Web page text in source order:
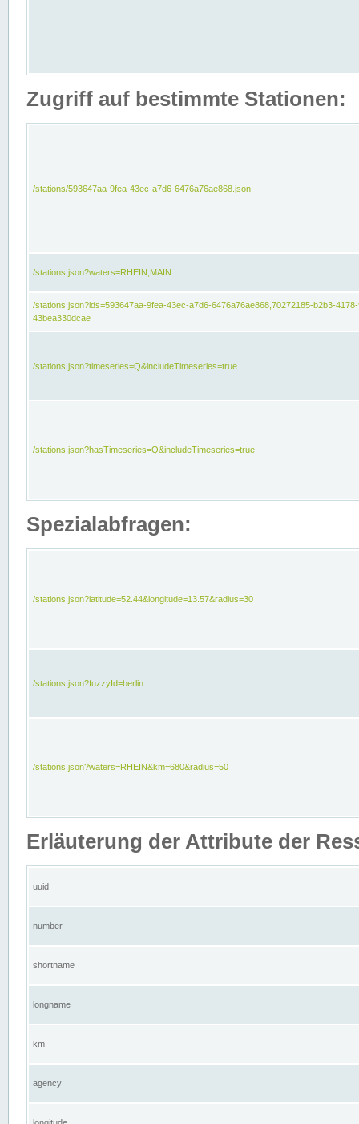
Zugriff auf bestimmte Stationen:
/stations/593647aa-9fea-43ec-a7d6-6476a76ae868.json
/stations.json?waters=RHEIN,MAIN
/stations.json?ids=593647aa-9fea-43ec-a7d6-6476a76ae868,70272185-b2b3-
43bea330dcae
/stations.json?timeseries=Q&includeTimeseries=true
/stations.json?hasTimeseries=Q&includeTimeseries=true
Spezialabfragen:
/stations.json?latitude=52.44&longitude=13.57&radius=30
/stations.json?fuzzyId=berlin
/stations.json?waters=RHEIN&km=680&radius=50
Erläuterung der Attribute der
uuid
number
shortname
longname
km
agency